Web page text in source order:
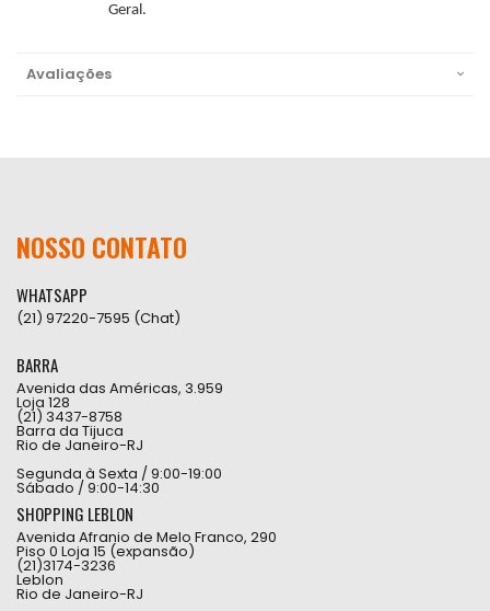
Geral.
Avaliações
NOSSO CONTATO
WHATSAPP
(21) 97220-7595 (Chat)
BARRA
Avenida das Américas, 3.959
Loja 128
(21) 3437-8758
Barra da Tijuca
Rio de Janeiro-RJ
Segunda à Sexta / 9:00-19:00
Sábado / 9:00-14:30
SHOPPING LEBLON
Avenida Afranio de Melo Franco, 290
Piso 0 Loja 15 (expansão)
(21)3174-3236
Leblon
Rio de Janeiro-RJ